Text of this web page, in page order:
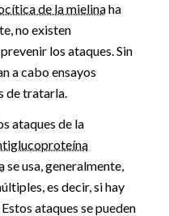
de la mielinaha
no existen
los ataques. Sin
a cabo ensayos
de tratarla.
ataques de la
se usa, generalmente,
es decir, si hay
Estos ataques se pueden